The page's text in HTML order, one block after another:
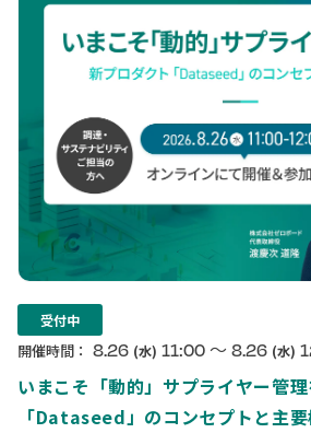
受付中
開催時間： 8.26 (水) 11:00 〜 8.26 (水)
いまこそ「動的」サプライヤー管
「Dataseed」のコンセプトと主